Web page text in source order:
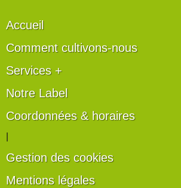
Accueil
Comment cultivons-nous
Services +
Notre Label
Coordonnées & horaires
Gestion des cookies
Mentions légales